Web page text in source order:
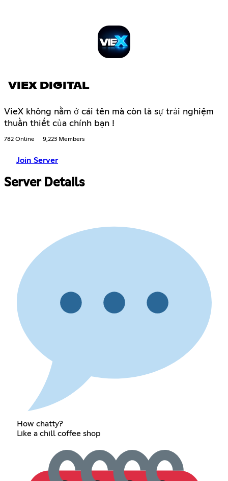
VIEX DIGITAL
VieX không nằm ở cái tên mà còn là sự trải nghiệm
thuần thiết của chính bạn !
782 Online 9,223 Members
Join Server
Server Details
How chatty?
Like a chill coffee shop